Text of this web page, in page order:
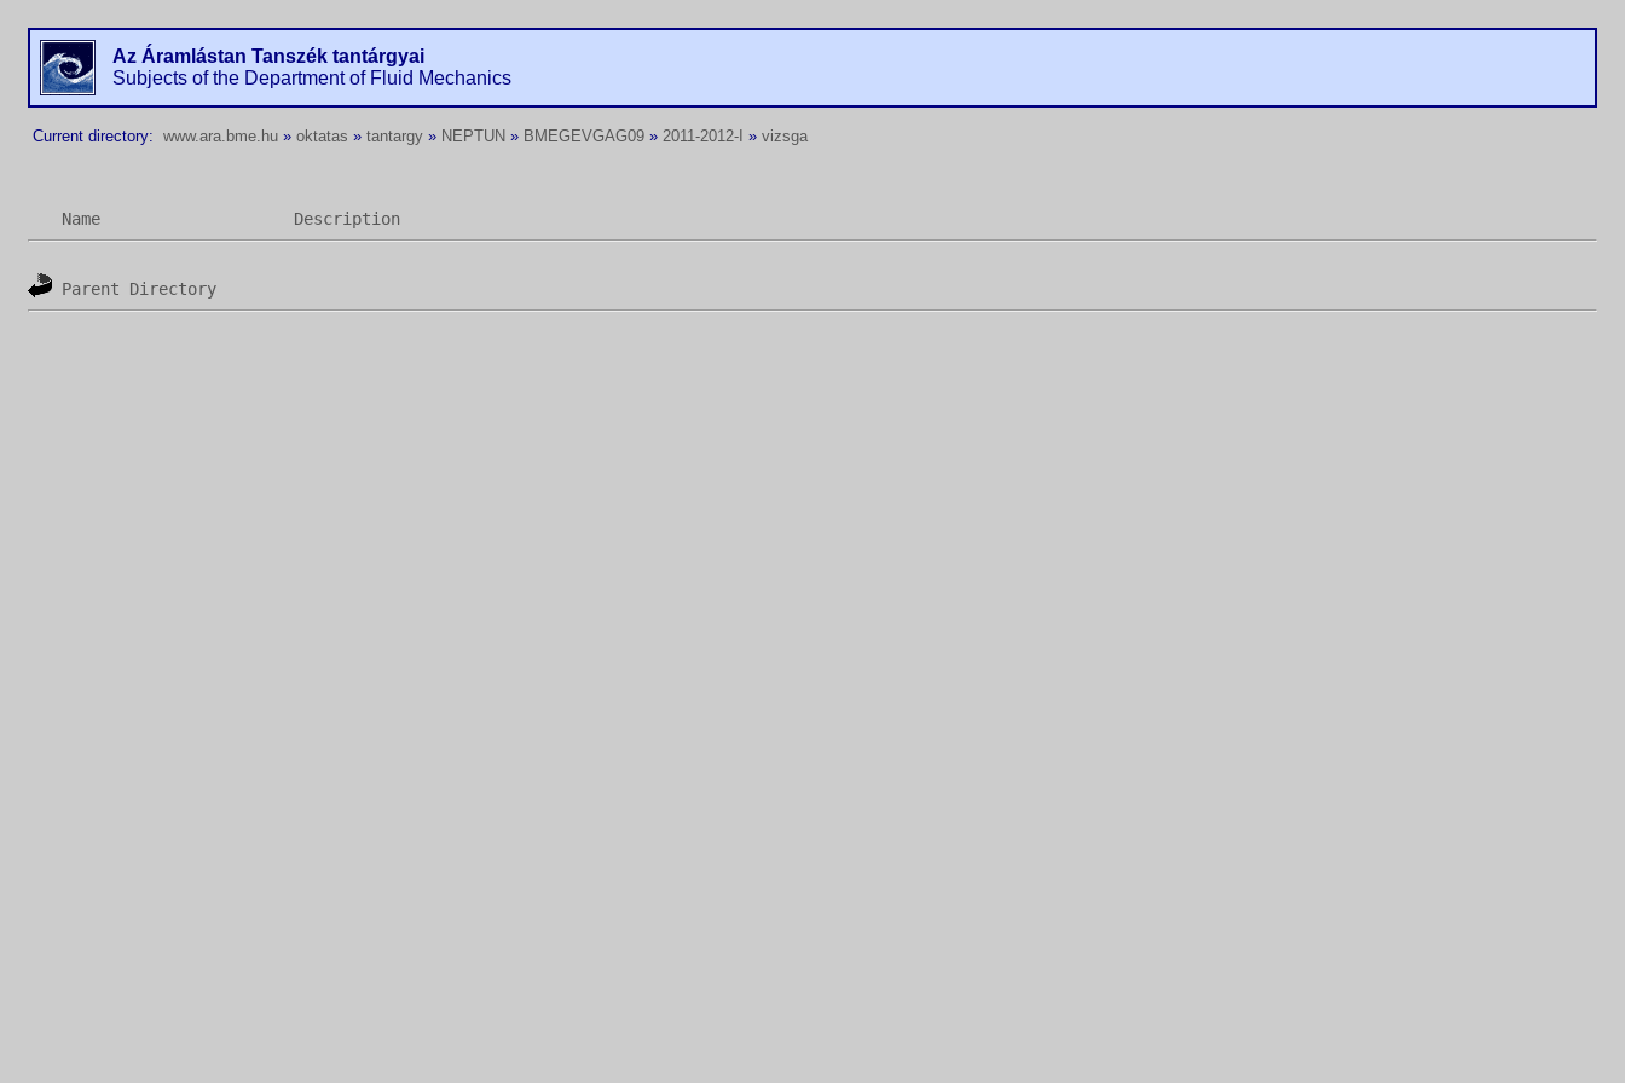
Az Áramlástan Tanszék tantárgyai
Subjects of the Department of Fluid Mechanics
Current directory: www.ara.bme.hu » oktatas » tantargy » NEPTUN » BMEGEVGAG09 » 2011-2012-I » vizsga
Name Description
Parent Directory